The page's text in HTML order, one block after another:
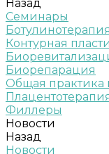
Назад
Семинары
Ботулинотерапия
Контурная
Биорепарация
Общая практика
Филлеры
Новости
Назад
Новости